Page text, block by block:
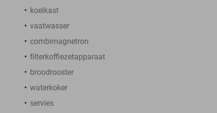
koelkast
vaatwasser
combimagnetron
filterkoffiezetapparaat
broodrooster
waterkoker
servies